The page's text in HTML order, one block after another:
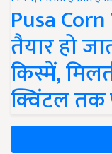
Pusa
तैयार हो
किस्में,
क्विंटल तक